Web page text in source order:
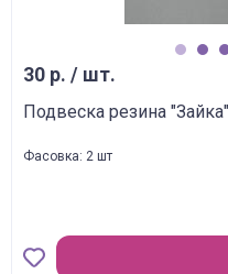
30 р. / шт.
Подвеска резина
Фасовка: 2 шт